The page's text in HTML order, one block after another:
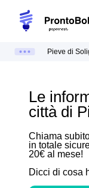
Pieve di
Le
città di
Chiama
in totale
20€ al mese!
Dicci di cosa